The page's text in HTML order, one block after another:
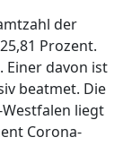
der
Prozent.
Einer davon ist
beatmet. Die
liegt
Corona-